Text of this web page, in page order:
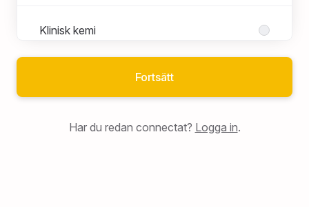
Klinisk kemi
Kundtjänst och Logistik
Livsmedel & industri
Fortsätt
Har du redan connectat? Logga in.